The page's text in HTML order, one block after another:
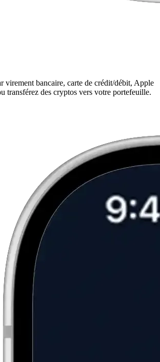
virement bancaire, carte de crédit/débit, Apple
transférez des cryptos vers votre portefeuille.